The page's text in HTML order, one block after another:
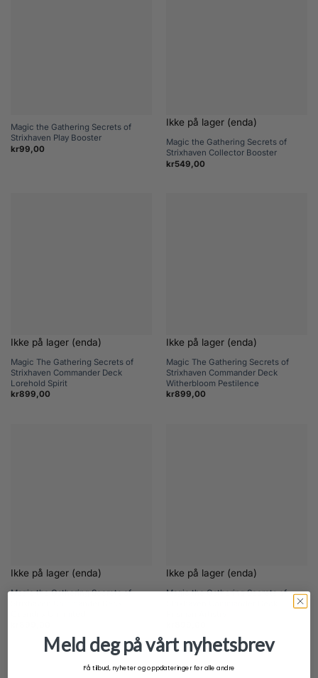
Magic the Gathering Secrets of
Strixhaven Play Booster
kr99,00
Ikke på lager (enda)
Magic the Gathering Secrets of
Strixhaven Collector Booster
kr549,00
Ikke på lager (enda)
Magic The Gathering Secrets of
Strixhaven Commander Deck
Lorehold Spirit
kr899,00
Ikke på lager (enda)
Magic The Gathering Secrets of
Strixhaven Commander Deck
Witherbloom Pestilence
kr899,00
Ikke på lager (enda)
Magic the Gathering Secrets of
Ikke på lager (enda)
Magic the Gathering Secrets of
Meld deg på vårt nyhetsbrev
Få tilbud, nyheter og oppdateringer før alle andre